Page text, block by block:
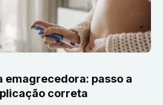
emagrecedora: passo a
correta